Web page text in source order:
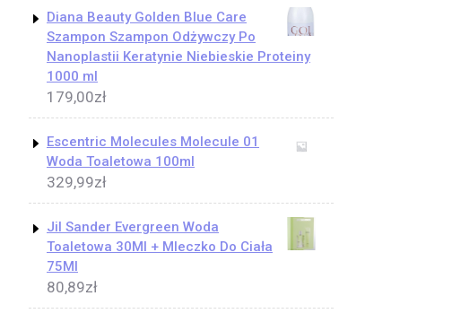
Diana Beauty Golden Blue Care
Szampon Szampon Odżywczy Po
Nanoplastii Keratynie Niebieskie Proteiny
1000 ml
179,00zł
Escentric Molecules Molecule 01
Woda Toaletowa 100ml
329,99zł
Jil Sander Evergreen Woda
Toaletowa 30Ml + Mleczko Do Ciała
75Ml
80,89zł